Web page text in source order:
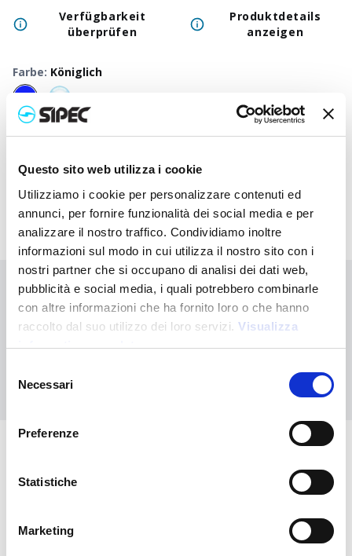
Questo sito web utilizza i cookie
Utilizziamo i cookie per personalizzare contenuti ed
annunci, per fornire funzionalità dei social media e per
analizzare il nostro traffico. Condividiamo inoltre
informazioni sul modo in cui utilizza il nostro sito con i
nostri partner che si occupano di analisi dei dati web,
pubblicità e social media, i quali potrebbero combinarle
con altre informazioni che ha fornito loro o che hanno
raccolto dal suo utilizzo dei loro servizi. Visualizza
informativa completa
delNecessari
Preferenze
Statistiche
Marketing
Verfügbarkeit
überprüfen
Produktdetails
anzeigen
Farbe: Königlich
50+ 100+ 250+ 500+ 1000+
Druckpreis
1,420€ 1,375€ 1,333
Sie haben nicht gefunden, wonach Sie suchen?
Ihre kundenspezifische Bestellung an